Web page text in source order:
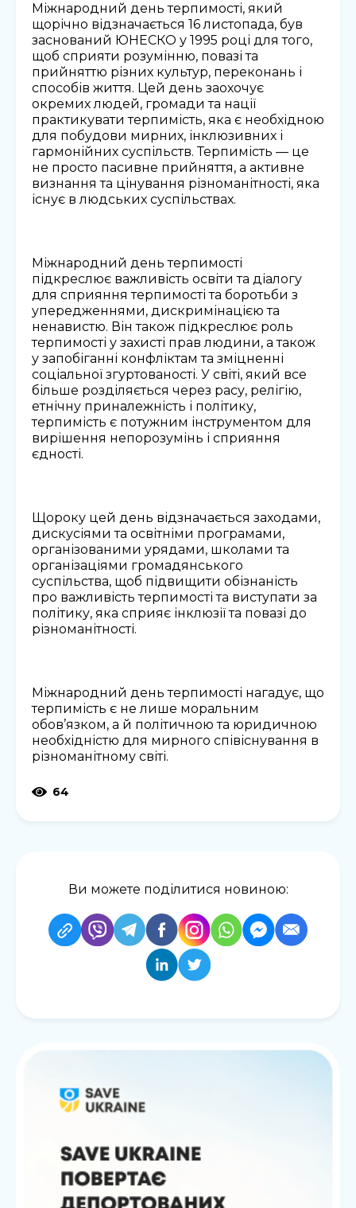
Міжнародний день терпимості, який
щорічно відзначається 16 листопада, був
заснований ЮНЕСКО у 1995 році для того,
щоб сприяти розумінню, повазі та
прийняттю різних культур, переконань і
способів життя. Цей день заохочує
окремих людей, громади та нації
практикувати терпимість, яка є необхідною
для побудови мирних, інклюзивних і
гармонійних суспільств. Терпимість — це
не просто пасивне прийняття, а активне
визнання та цінування різноманітності, яка
існує в людських суспільствах.
Міжнародний день терпимості
підкреслює важливість освіти та діалогу
для сприяння терпимості та боротьби з
упередженнями, дискримінацією та
ненавистю. Він також підкреслює роль
терпимості у захисті прав людини, а також
у запобіганні конфліктам та зміцненні
соціальної згуртованості. У світі, який все
більше розділяється через расу, релігію,
етнічну приналежність і політику,
терпимість є потужним інструментом для
вирішення непорозумінь і сприяння
єдності.
Щороку цей день відзначається заходами,
дискусіями та освітніми програмами,
організованими урядами, школами та
організаціями громадянського
суспільства, щоб підвищити обізнаність
про важливість терпимості та виступати за
політику, яка сприяє інклюзії та повазі до
різноманітності.
Міжнародний день терпимості нагадує, що
терпимість є не лише моральним
обов’язком, а й політичною та юридичною
необхідністю для мирного співіснування в
різноманітному світі.
64
Ви можете поділитися новиною: